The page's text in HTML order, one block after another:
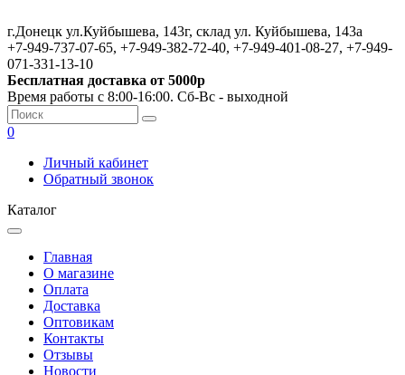
г.Донецк ул.Куйбышева, 143г, склад ул. Куйбышева, 143а
+7-949-737-07-65, +7-949-382-72-40, +7-949-401-08-27, +7-949-
071-331-13-10
Бесплатная доставка от 5000р
Время работы с 8:00-16:00. Сб-Вс - выходной
0
Личный кабинет
Обратный звонок
Каталог
Главная
О магазине
Оплата
Доставка
Оптовикам
Контакты
Отзывы
Новости